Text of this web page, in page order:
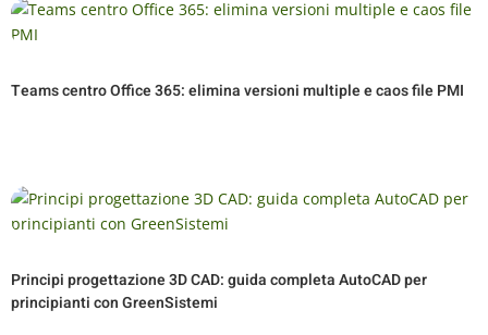
Teams centro Office 365: elimina versioni multiple e caos file PMI
Principi progettazione 3D CAD: guida completa AutoCAD per
principianti con GreenSistemi